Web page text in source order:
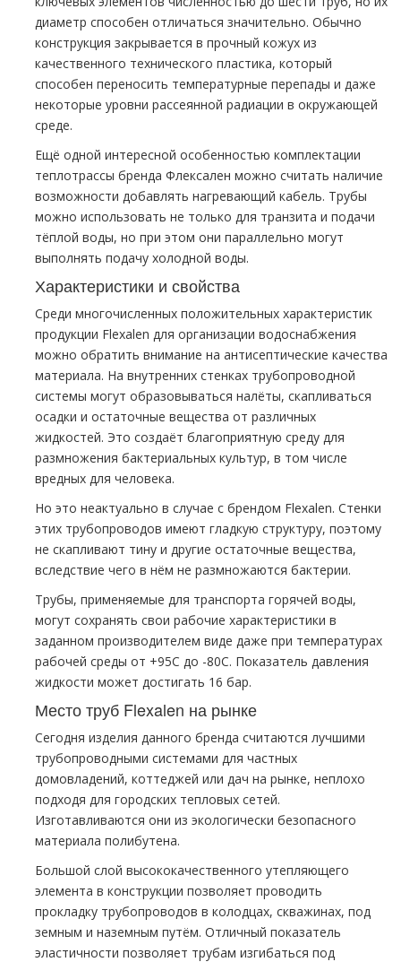
диаметр способен отличаться значительно. Обычно
конструкция закрывается в прочный кожух из
качественного технического пластика, который
способен переносить температурные перепады и даже
некоторые уровни рассеянной радиации в окружающей
среде.
Ещё одной интересной особенностью комплектации
теплотрассы бренда Флексален можно считать наличие
возможности добавлять нагревающий кабель. Трубы
можно использовать не только для транзита и подачи
тёплой воды, но при этом они параллельно могут
выполнять подачу холодной воды.
Характеристики и свойства
Среди многочисленных положительных характеристик
продукции Flexalen для организации водоснабжения
можно обратить внимание на антисептические качества
материала. На внутренних стенках трубопроводной
системы могут образовываться налёты, скапливаться
осадки и остаточные вещества от различных
жидкостей. Это создаёт благоприятную среду для
размножения бактериальных культур, в том числе
вредных для человека.
Но это неактуально в случае с брендом Flexalen. Стенки
этих трубопроводов имеют гладкую структуру, поэтому
не скапливают тину и другие остаточные вещества,
вследствие чего в нём не размножаются бактерии.
Трубы, применяемые для транспорта горячей воды,
могут сохранять свои рабочие характеристики в
заданном производителем виде даже при температурах
рабочей среды от +95C до -80C. Показатель давления
жидкости может достигать 16 бар.
Место труб Flexalen на рынке
Сегодня изделия данного бренда считаются лучшими
трубопроводными системами для частных
домовладений, коттеджей или дач на рынке, неплохо
подходя для городских тепловых сетей.
Изготавливаются они из экологически безопасного
материала полибутена.
Большой слой высококачественного утепляющего
элемента в конструкции позволяет проводить
прокладку трубопроводов в колодцах, скважинах, под
земным и наземным путём. Отличный показатель
эластичности позволяет трубам изгибаться под